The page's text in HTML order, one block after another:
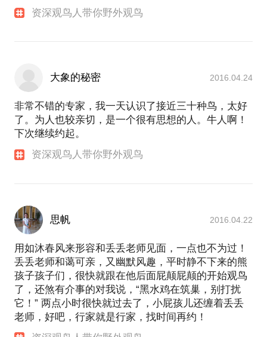
资深观鸟人带你野外观鸟
大象的秘密 2016.04.24
非常不错的专家，我一天认识了接近三十种鸟，太好
了。为人也较亲切，是一个很有思想的人。牛人啊！
下次继续约起。
资深观鸟人带你野外观鸟
思帆 2016.04.22
用如沐春风来形容和丢丢老师见面，一点也不为过！
丢丢老师和蔼可亲，又幽默风趣，平时静不下来的熊
孩子孩子们，很快就跟在他后面屁颠屁颠的开始观鸟
了，还煞有介事的对我说，“黑水鸡在筑巢，别打扰
它！” 两点小时很快就过去了，小屁孩儿还缠着丢丢
老师，好吧，行家就是行家，找时间再约！